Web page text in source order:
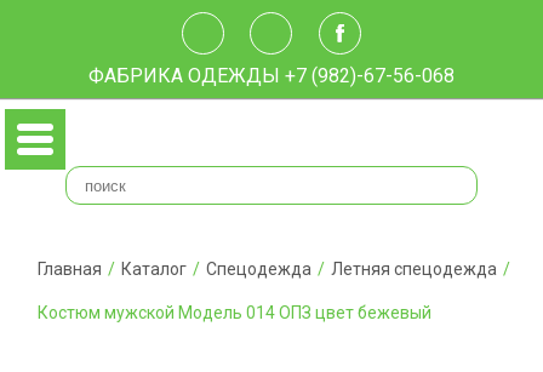
ФАБРИКА ОДЕЖДЫ +7 (982)-67-56-068
Главная / Каталог / Спецодежда / Летняя спецодежда /
Костюм мужской Модель 014 ОПЗ цвет бежевый